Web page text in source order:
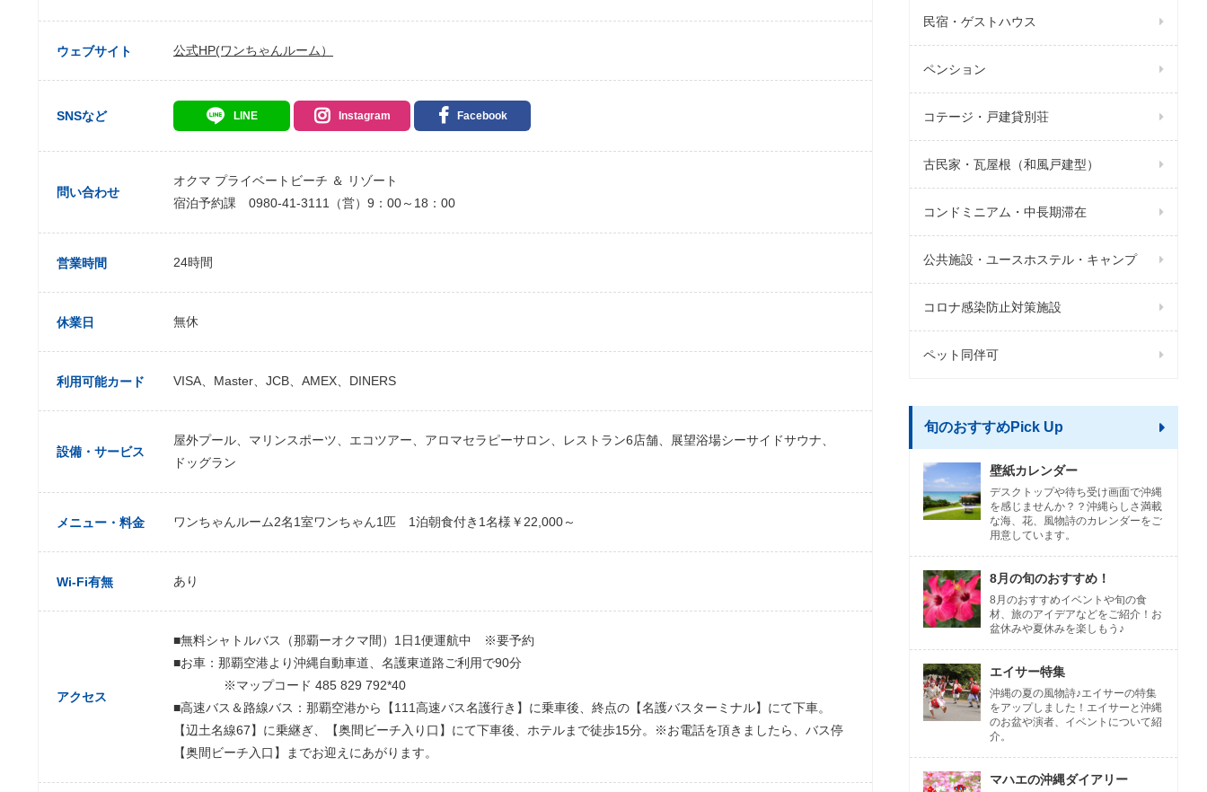
ウェブサイト 公式HP(ワンちゃんルーム）
SNSなど LINE Instagram Facebook
問い合わせ
オクマ プライベートビーチ ＆ リゾート
宿泊予約課 0980-41-3111（営）9：00～18：00
営業時間 24時間
休業日 無休
利用可能カード VISA、Master、JCB、AMEX、DINERS
設備・サービス
屋外プール、マリンスポーツ、エコツアー、アロマセラピーサロン、レストラン6店舗、展望浴場シーサイドサウナ、
ドッグラン
メニュー・料金 ワンちゃんルーム2名1室ワンちゃん1匹 1泊朝食付き1名様￥22,000～
Wi-Fi有無 あり
アクセス
■無料シャトルバス（那覇ーオクマ間）1日1便運航中 ※要予約
■お車：那覇空港より沖縄自動車道、名護東道路ご利用で90分
※マップコード 485 829 792*40
■高速バス＆路線バス：那覇空港から【111高速バス名護行き】に乗車後、終点の【名護バスターミナル】にて下車。
【辺土名線67】に乗継ぎ、【奥間ビーチ入り口】にて下車後、ホテルまで徒歩15分。※お電話を頂きましたら、バス停
【奥間ビーチ入口】までお迎えにあがります。
民宿・ゲストハウス
ペンション
コテージ・戸建貸別荘
古民家・瓦屋根（和風戸建型）
コンドミニアム・中長期滞在
公共施設・ユースホステル・キャンプ
コロナ感染防止対策施設
ペット同伴可
旬のおすすめPick Up
壁紙カレンダー
デスクトップや待ち受け画面で沖縄
を感じませんか？？沖縄らしさ満載
な海、花、風物詩のカレンダーをご
用意しています。
8月の旬のおすすめ！
8月のおすすめイベントや旬の食
材、旅のアイデアなどをご紹介！お
盆休みや夏休みを楽しもう♪
エイサー特集
沖縄の夏の風物詩♪エイサーの特集
をアップしました！エイサーと沖縄
のお盆や演者、イベントについて紹
介。
マハエの沖縄ダイアリー